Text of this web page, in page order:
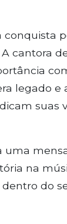
cantora
legado e
suas
na
do